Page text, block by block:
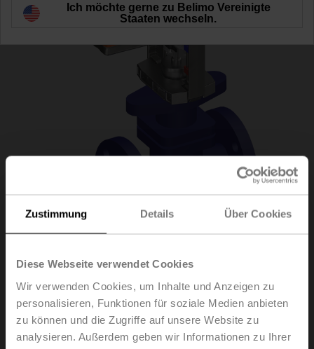
Zustimmung Details Über Cookies
Diese Webseite verwendet Cookies
Wir verwenden Cookies, um Inhalte und Anzeigen zu
personalisieren, Funktionen für soziale Medien anbieten
zu können und die Zugriffe auf unsere Website zu
analysieren. Außerdem geben wir Informationen zu Ihrer
H6025X6P3-
S2+NVC24A-SR-TPC
Ich möchte gerne zu Belimo Vereinigte
Staaten wechseln.